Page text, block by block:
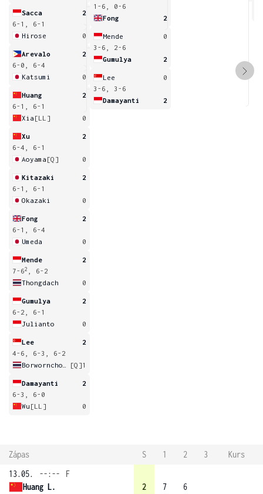
Sacca
2
6-1, 6-1
Hirose
0
Arevalo
2
6-0, 6-4
Katsumi
0
Huang
2
6-1, 6-1
Xia [LL] 0
Xu
2
6-4, 6-1
Aoyama [Q] 0
Kitazaki
2
6-1, 6-1
Okazaki
0
Fong
2
6-1, 6-4
Umeda
0
Mende
2
7-62
, 6-2
Thongdach
0
Gumulya
2
6-2, 6-1
Julianto
0
Lee
2
4-6, 6-3, 6-2
[Q]1
Damayanti
2
6-3, 6-0
Wu [LL] 0
1-6, 0-6
Fong
2
Mende
0
3-6, 2-6
Gumulya
2
Lee
0
3-6, 3-6
Damayanti
2
Zápas S 1 2 3
Kurs
13.05.
--:--
F
Huang L.
2
7
6